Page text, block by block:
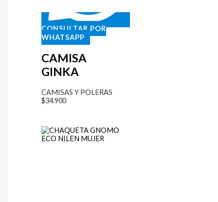
CONSULTAR POR
WHATSAPP
CAMISA
GINKA
CAMISAS Y POLERAS
$34.900